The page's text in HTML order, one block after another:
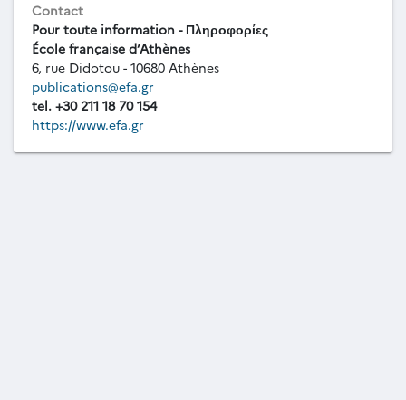
Contact
Pour toute information - Πληροφορίες
École française d’Athènes
6, rue Didotou - 10680 Athènes
publications@efa.gr
tel. +30 211 18 70 154
https://www.efa.gr